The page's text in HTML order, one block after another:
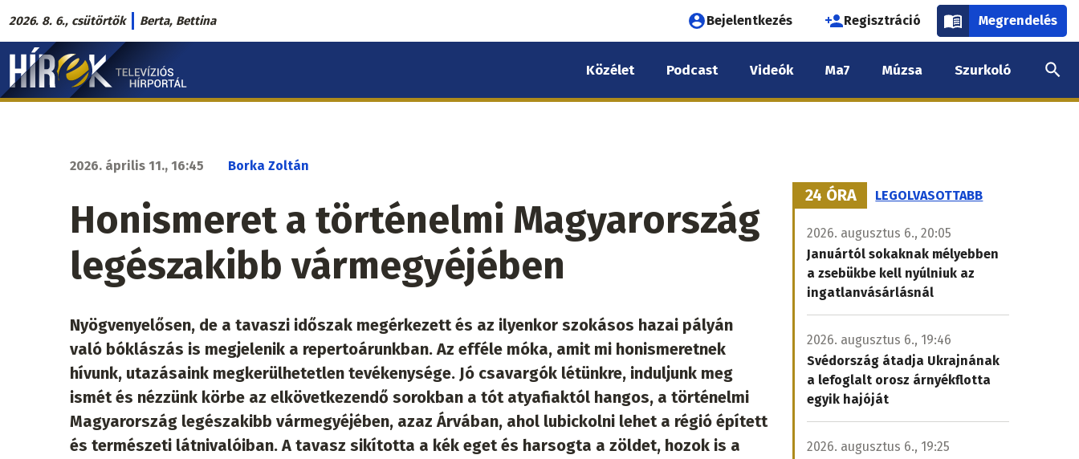
Ugrás
a
tartalomra
2026. 8. 6., csütörtök Berta, Bettina
Felhasználói
fiók
menüje
Bejelentkezés Regisztráció Megrendelés
Hírek.sk
fő
Közélet Podcast Videók Ma7 Múzsa Szurkoló
2026. április 11., 16:45 Borka Zoltán
Honismeret a történelmi Magyarország
legészakibb vármegyéjében
Nyögvenyelősen, de a tavaszi időszak megérkezett és az ilyenkor szokásos hazai pályán
való bóklászás is megjelenik a repertoárunkban. Az efféle móka, amit mi honismeretnek
hívunk, utazásaink megkerülhetetlen tevékenysége. Jó csavargók létünkre, induljunk meg
ismét és nézzünk körbe az elkövetkezendő sorokban a tót atyafiaktól hangos, a történelmi
Magyarország legészakibb vármegyéjében, azaz Árvában, ahol lubickolni lehet a régió épített
és természeti látnivalóiban. A tavasz sikította a kék eget és harsogta a zöldet, hozok is a
24 ÓRA LEGOLVASOTTABB
2026. augusztus 6., 20:05
Januártól sokaknak mélyebben
a zsebükbe kell nyúlniuk az
ingatlanvásárlásnál
2026. augusztus 6., 19:46
Svédország átadja Ukrajnának
a lefoglalt orosz árnyékflotta
egyik hajóját
2026. augusztus 6., 19:25